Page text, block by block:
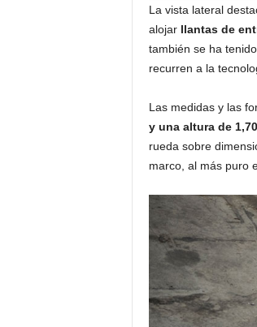
La vista lateral
alojarllantas de
también se ha
recurren a la
Las medidas y las
y una altura de
rueda sobre
marco, al más puro